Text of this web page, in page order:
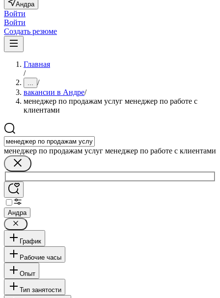
Андра
Войти
Войти
Создать резюме
Главная
/
... /
вакансии в Андре/
менеджер по продажам услуг менеджер по работе с
клиентами
менеджер по продажам услуг менеджер по работе с клиентами
Андра
График
Рабочие часы
Опыт
Тип занятости